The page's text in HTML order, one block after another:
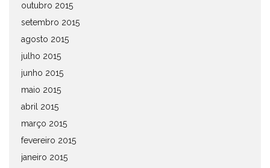
outubro 2015
setembro 2015
agosto 2015
julho 2015
junho 2015
maio 2015
abril 2015
março 2015
fevereiro 2015
janeiro 2015